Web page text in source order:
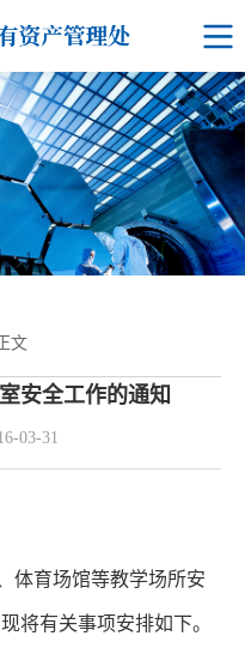
文
安全工作的通知
03-31
体育场馆等教学场所安
将有关事项安排如下。